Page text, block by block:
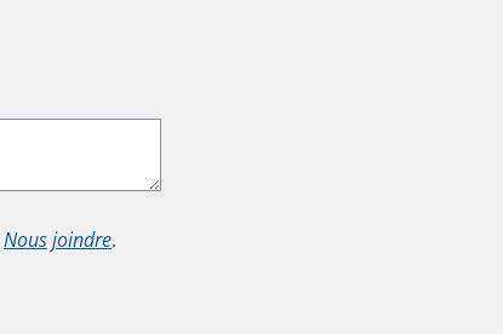
Nous joindre.